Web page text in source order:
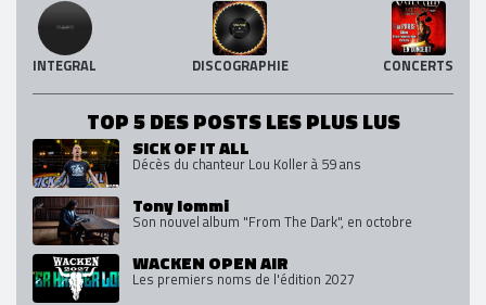
INTEGRAL DISCOGRAPHIE CONCERTS
TOP 5 DES POSTS LES PLUS LUS
SICK OF IT ALL
Décès du chanteur Lou Koller à 59 ans
Tony Iommi
Son nouvel album "From The Dark", en octobre
WACKEN OPEN AIR
Les premiers noms de l'édition 2027